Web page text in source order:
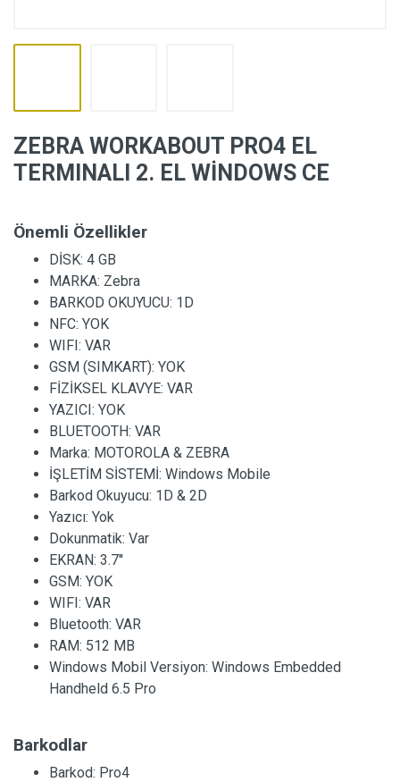
ZEBRA WORKABOUT PRO4 EL
TERMINALI 2. EL WİNDOWS CE
Önemli Özellikler
DİSK: 4 GB
MARKA: Zebra
BARKOD OKUYUCU: 1D
NFC: YOK
WIFI: VAR
GSM (SIMKART): YOK
FİZİKSEL KLAVYE: VAR
YAZICI: YOK
BLUETOOTH: VAR
Marka: MOTOROLA & ZEBRA
İŞLETİM SİSTEMİ: Windows Mobile
Barkod Okuyucu: 1D & 2D
Yazıcı: Yok
Dokunmatik: Var
EKRAN: 3.7''
GSM: YOK
WIFI: VAR
Bluetooth: VAR
RAM: 512 MB
Windows Mobil Versiyon: Windows Embedded
Handheld 6.5 Pro
Barkodlar
Barkod: Pro4